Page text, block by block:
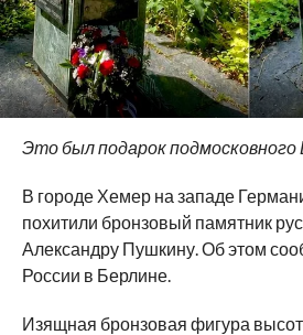
Это был подарок подмосковного
В городе Хемер на западе
похитили бронзовый памятник
Александру Пушкину. Об этом
России в Берлине.
Изящная бронзовая фигура